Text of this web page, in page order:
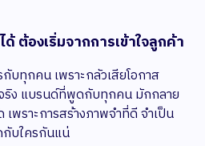
ต้องเริ่มจากการเข้าใจลูกค้า
บทุกคน เพราะกลัวเสียโอกาส
ริง แบรนด์ที่พูดกับทุกคน มักกลาย
พราะการสร้างภาพจำที่ดี จำเป็น
กับใครกันแน่